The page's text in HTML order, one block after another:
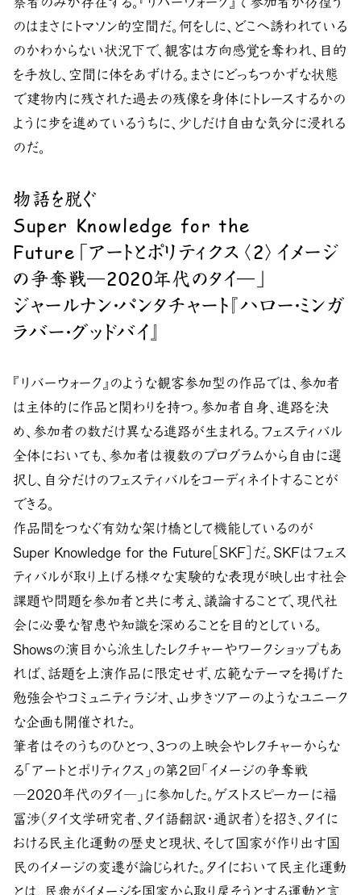
のはまさにトマソン的空間だ。何をしに、どこへ誘われている
のかわからない状況下で、観客は方向感覚を奪われ、目的
を手放し、空間に体をあずける。まさにどっちつかずな状態
で建物内に残された過去の残像を身体にトレースするかの
ように歩を進めているうちに、少しだけ自由な気分に浸れる
のだ。
物語を脱ぐ
Super Knowledge for the
Future「アートとポリティクス〈2〉イメージ
の争奪戦―2020年代のタイ―」
ジャールナン・パンタチャート『ハロー・ミンガ
ラバー・グッドバイ』
『リバーウォーク』のような観客参加型の作品では、参加者
は主体的に作品と関わりを持つ。参加者自身、進路を決
め、参加者の数だけ異なる進路が生まれる。フェスティバル
全体においても、参加者は複数のプログラムから自由に選
択し、自分だけのフェスティバルをコーディネイトすることが
できる。
作品間をつなぐ有効な架け橋として機能しているのが
Super Knowledge for the Future［SKF］だ。SKFはフェス
ティバルが取り上げる様々な実験的な表現が映し出す社会
課題や問題を参加者と共に考え、議論することで、現代社
会に必要な智恵や知識を深めることを目的としている。
Showsの演目から派生したレクチャーやワークショップもあ
れば、話題を上演作品に限定せず、広範なテーマを掲げた
勉強会やコミュニティラジオ、山歩きツアーのようなユニーク
な企画も開催された。
筆者はそのうちのひとつ、3つの上映会やレクチャーからな
る「アートとポリティクス」の第2回「イメージの争奪戦
―2020年代のタイ―」に参加した。ゲストスピーカーに福
冨渉（タイ文学研究者、タイ語翻訳・通訳者）を招き、タイに
おける民主化運動の歴史と現状、そして国家が作り出す国
民のイメージの変遷が論じられた。タイにおいて民主化運動
とは、民衆がイメージを国家から取り戻そうとする運動と言